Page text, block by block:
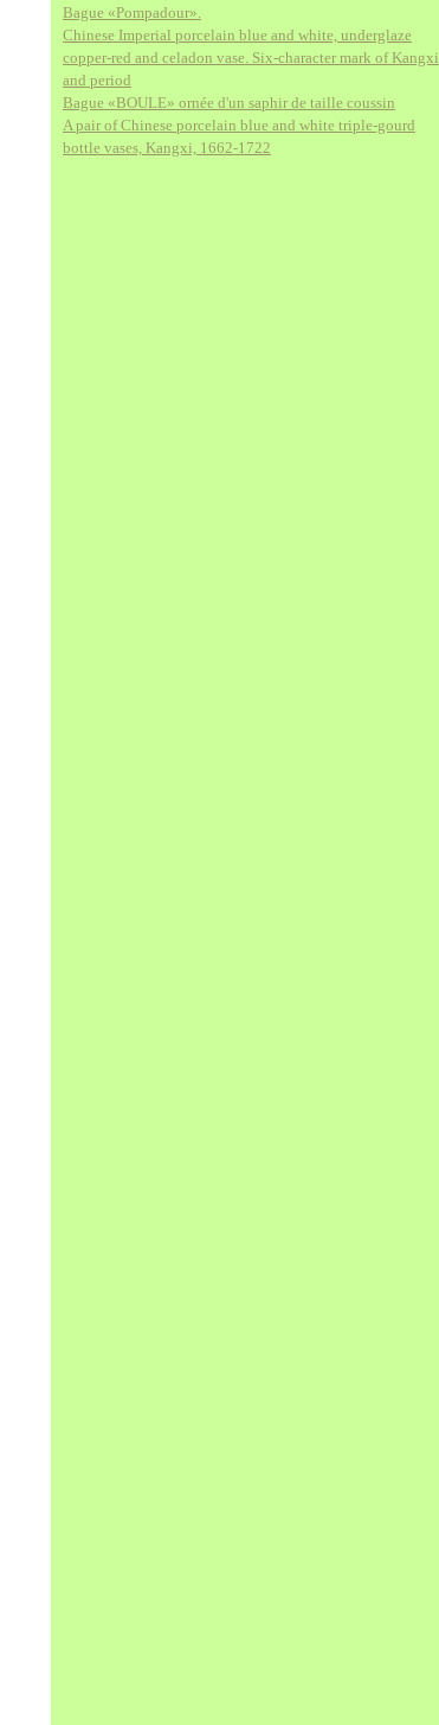
Bague «Pompadour».
Chinese Imperial porcelain blue and white, underglaze
copper-red and celadon vase. Six-character mark of Kangxi
and period
Bague «BOULE» ornée d'un saphir de taille coussin
A pair of Chinese porcelain blue and white triple-gourd
bottle vases, Kangxi, 1662-1722